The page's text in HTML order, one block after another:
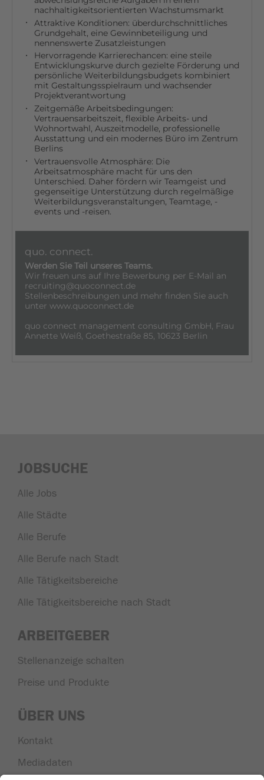
JOBSUCHE
Alle Jobs
Alle Städte
Alle Berufe
Alle Berufe nach Stadt
Alle Tätigkeitsbereiche
Alle Tätigkeitsbereiche nach Stadt
ARBEITGEBER
Stellenanzeige schalten
Preise und Produkte
ÜBER UNS
Kontakt
Mediadaten